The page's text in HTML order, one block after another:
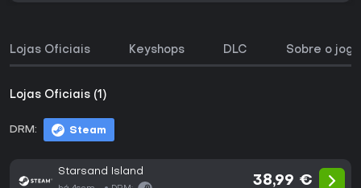
Lojas Oficiais Keyshops DLC Sobre o jogo
Lojas Oficiais (1)
DRM: Steam
Starsand Island
38,99 €